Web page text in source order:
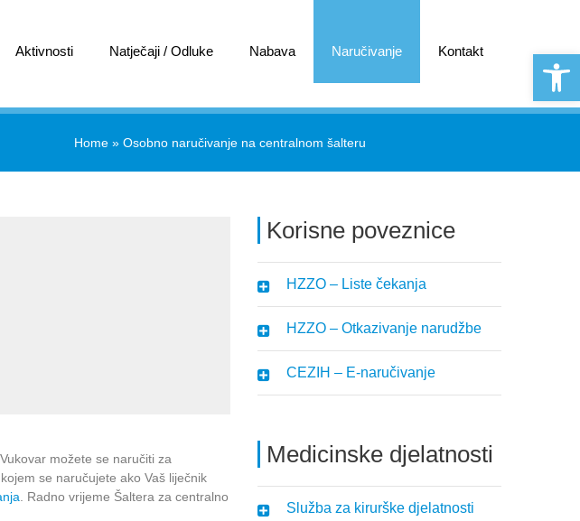
Aktivnosti Natječaji / Odluke Nabava Naručivanje Kontakt
Home » Osobno naručivanje na centralnom šalteru
Korisne poveznice
HZZO – Liste čekanja
HZZO – Otkazivanje narudžbe
CEZIH – E-naručivanje
Medicinske djelatnosti
Služba za kirurške djelatnosti
možete se naručiti za
se naručujete ako Vaš liječnik
. Radno vrijeme Šaltera za centralno